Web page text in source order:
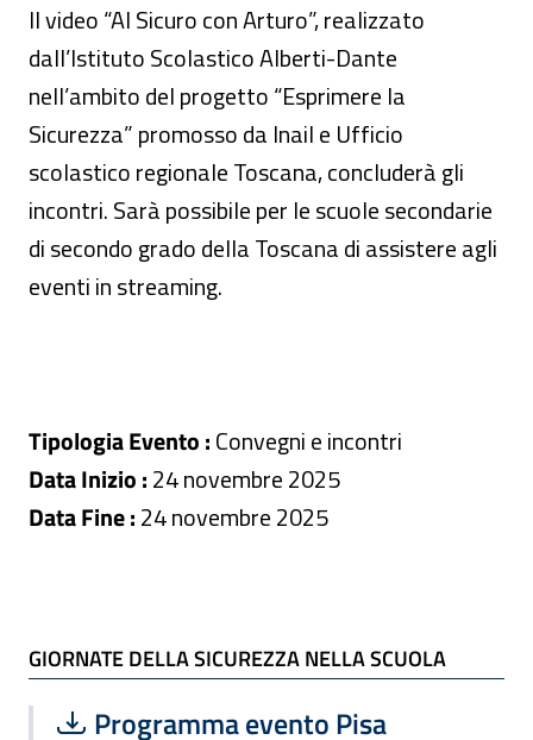
Il video “Al Sicuro con Arturo”, realizzato
dall’Istituto Scolastico Alberti-Dante
nell’ambito del progetto “Esprimere la
Sicurezza” promosso da Inail e Ufficio
scolastico regionale Toscana, concluderà gli
incontri. Sarà possibile per le scuole secondarie
di secondo grado della Toscana di assistere agli
eventi in streaming.
Tipologia Evento :Convegni e incontri
Data Inizio :24 novembre 2025
Data Fine :24 novembre 2025
ALLEGATI
GIORNATE DELLA SICUREZZA NELLA SCUOLA
Scarica file:
Programma evento Pisa
Formato PDF — Dimensione 359.61 kB